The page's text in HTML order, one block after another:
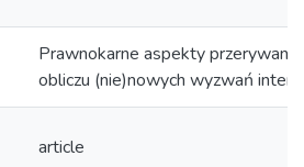
Prawnokarne aspekty
obliczu (nie)nowych wyzwań
article